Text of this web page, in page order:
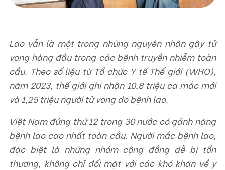
Điện thoại: +84-24-3572 0689
Email: scdi@scdi.org.vn
Lao vẫn là một trong những nguyên nhân gây tử
vong hàng đầu trong các bệnh truyền nhiễm toàn
cầu. Theo số liệu từ Tổ chức Y tế Thế giới (WHO),
năm 2023, thế giới ghi nhận 10,8 triệu ca mắc mới
và 1,25 triệu người tử vong do bệnh lao.
Việt Nam đứng thứ 12 trong 30 nước có gánh nặng
bệnh lao cao nhất toàn cầu. Người mắc bệnh lao,
đặc biệt là những nhóm cộng đồng dễ bị tổn
thương, không chỉ đối mặt với các khó khăn về y